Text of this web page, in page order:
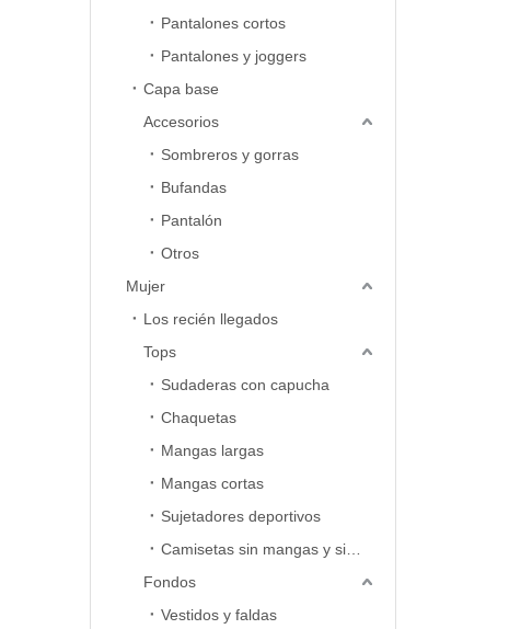
Pantalones cortos
Pantalones y joggers
Capa base
Accesorios
Sombreros y gorras
Bufandas
Pantalón
Otros
Mujer
Los recién llegados
Tops
Sudaderas con capucha
Chaquetas
Mangas largas
Mangas cortas
Sujetadores deportivos
Fondos
Vestidos y faldas